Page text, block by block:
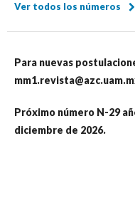
Ver todos los números
Para nuevas
Próximo número N-29
diciembre de 2026.